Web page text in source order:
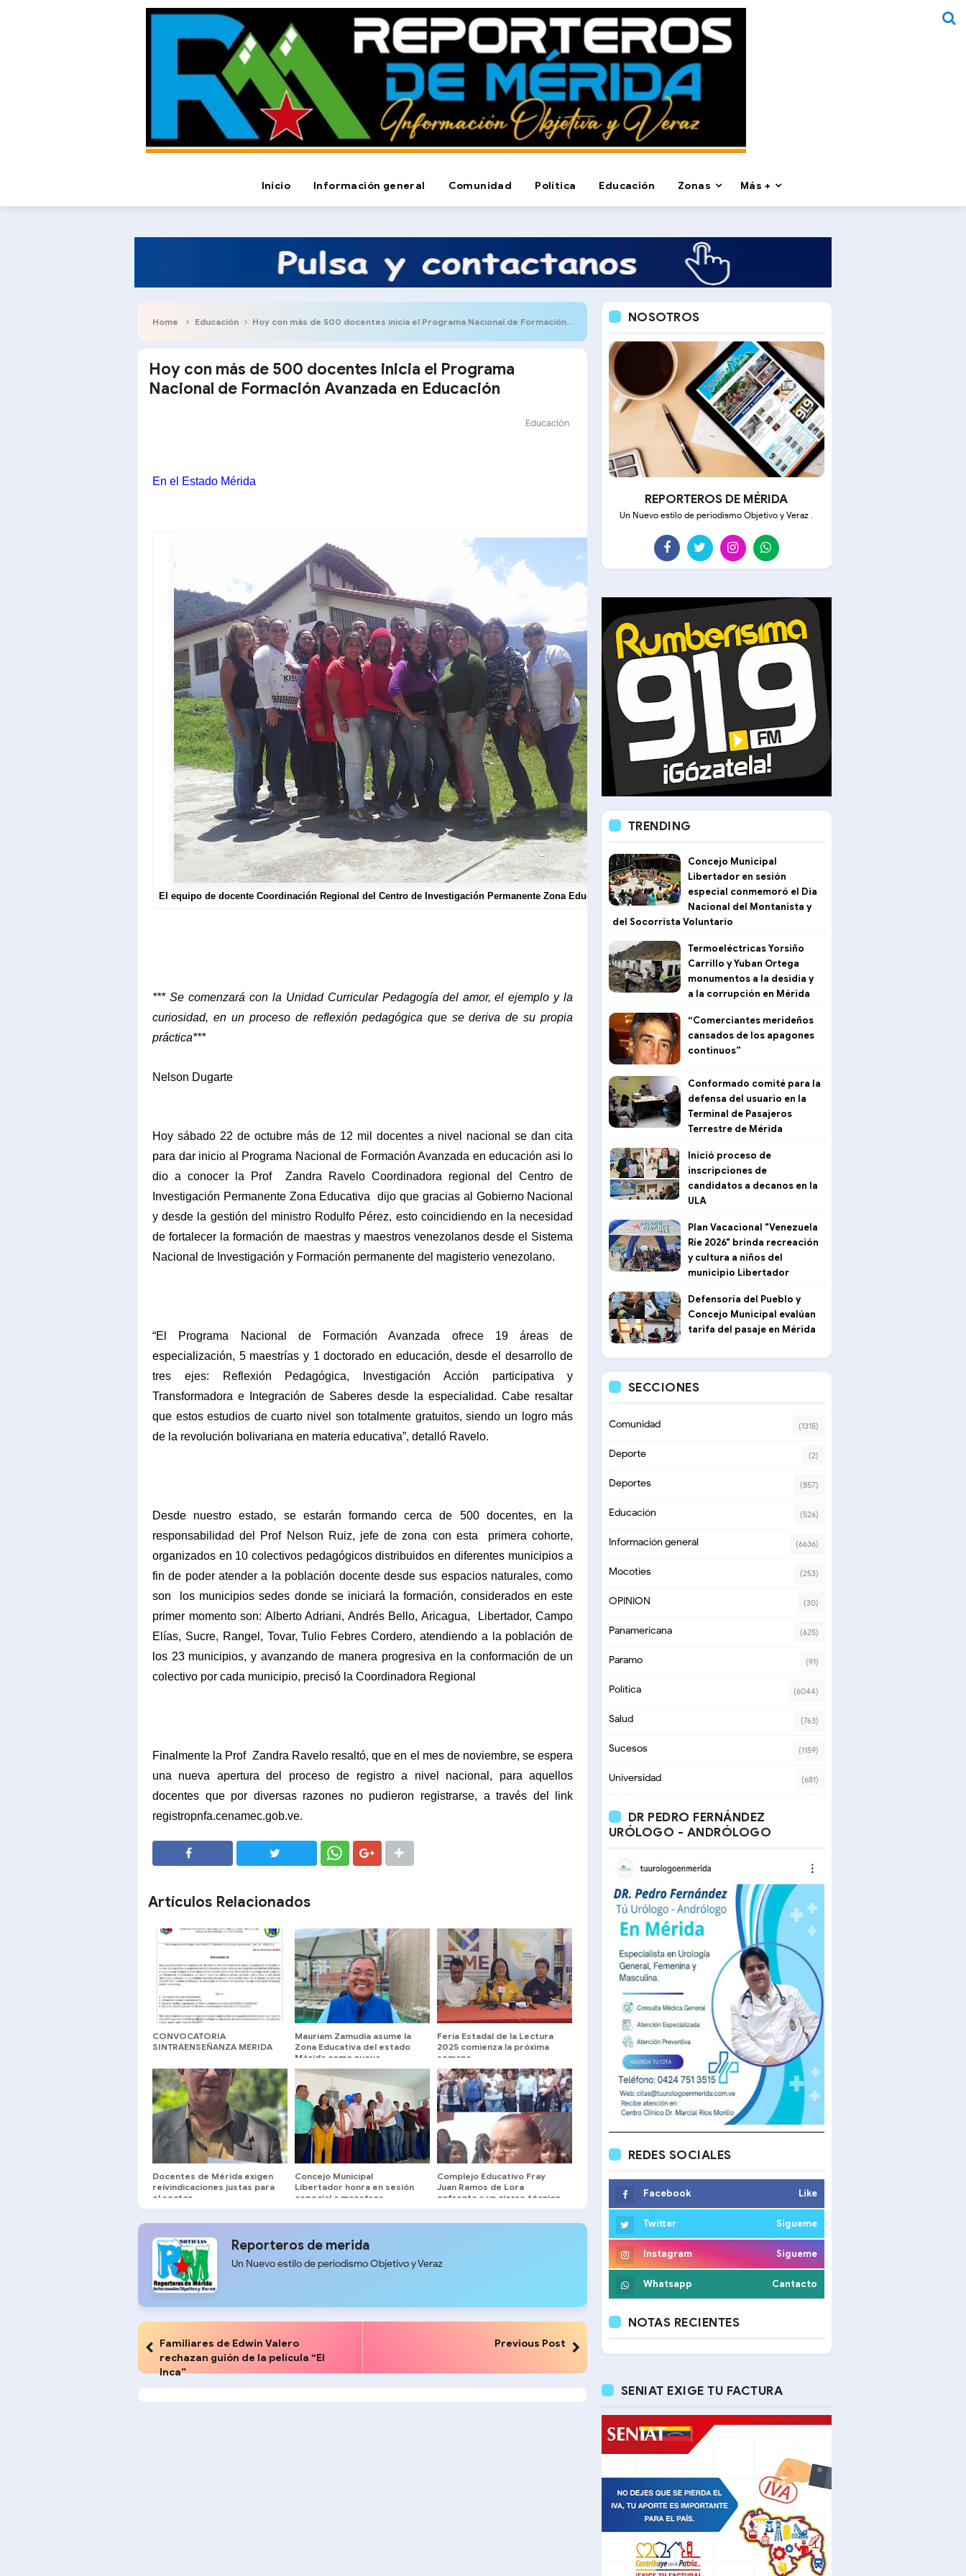
Inicio Información general Comunidad Política Educación Zonas Más +
Home Educación Hoy con más de 500 docentes inicia el Programa Nacional de Formación Avanzada en Educación
Hoy con más de 500 docentes inicia el Programa
Nacional de Formación Avanzada en Educación
Educación
En el Estado Mérida
El equipo de docente Coordinación Regional del Centro de Investigación Permanente Zona Educativa Mérida
*** Se comenzará con la Unidad Curricular Pedagogía del amor, el ejemplo y la
curiosidad, en un proceso de reflexión pedagógica que se deriva de su propia
práctica***
Nelson Dugarte
Hoy sábado 22 de octubre más de 12 mil docentes a nivel nacional se dan cita
para dar inicio al Programa Nacional de Formación Avanzada en educación asi lo
dio a conocer la Prof
Zandra Ravelo Coordinadora regional del Centro de
Investigación Permanente Zona Educativa
dijo que gracias al Gobierno Nacional
y desde la gestión del ministro Rodulfo Pérez, esto coincidiendo en la necesidad
de fortalecer la formación de maestras y maestros venezolanos desde el Sistema
Nacional de Investigación y Formación permanente del magisterio venezolano.
“El Programa Nacional de Formación Avanzada ofrece 19 áreas de
especialización, 5 maestrías y 1 doctorado en educación, desde el desarrollo de
tres ejes: Reflexión Pedagógica, Investigación Acción participativa y
Transformadora e Integración de Saberes desde la especialidad. Cabe resaltar
que estos estudios de cuarto nivel son totalmente gratuitos, siendo un logro más
de la revolución bolivariana en materia educativa”, detalló Ravelo.
Desde nuestro estado, se estarán formando cerca de 500 docentes, en la
responsabilidad del Prof Nelson Ruiz, jefe de zona con esta
primera cohorte,
organizados en 10 colectivos pedagógicos distribuidos en diferentes municipios a
fin de poder atender a la población docente desde sus espacios naturales, como
son
los municipios sedes donde se iniciará la formación, considerados en este
primer momento son: Alberto Adriani, Andrés Bello, Aricagua,
Libertador, Campo
Elías, Sucre, Rangel, Tovar, Tulio Febres Cordero, atendiendo a la población de
los 23 municipios, y avanzando de manera progresiva en la conformación de un
colectivo por cada municipio, precisó la Coordinadora Regional
Finalmente la Prof Zandra Ravelo resaltó, que en el mes de noviembre, se espera
una nueva apertura del proceso de registro a nivel nacional, para aquellos
docentes que por diversas razones no pudieron registrarse, a través del link
registropnfa.cenamec.gob.ve.
Artículos Relacionados
CONVOCATORIA
SINTRAENSEÑANZA MERIDA
Mauriam Zamudia asume la
Zona Educativa del estado
Mérida como nueva
directora
Feria Estadal de la Lectura
2025 comienza la próxima
semana
Docentes de Mérida exigen
reivindicaciones justas para
el sector
Concejo Municipal
Libertador honra en sesión
especial a maestros
Complejo Educativo Fray
Juan Ramos de Lora
enfrenta a un cierre técnico
Reporteros de merida
Un Nuevo estilo de periodismo Objetivo y Veraz
Familiares de Edwin Valero
rechazan guión de la película “El
Inca”
Previous Post
NOSOTROS
REPORTEROS DE MÉRIDA
Un Nuevo estilo de periodismo Objetivo y Veraz .
TRENDING
Concejo Municipal
Libertador en sesión
especial conmemoró el Dia
Nacional del Montanista y
del Socorrista Voluntario
Termoeléctricas Yorsiño
Carrillo y Yuban Ortega
monumentos a la desidia y
a la corrupción en Mérida
“Comerciantes merideños
cansados de los apagones
continuos”
Conformado comité para la
defensa del usuario en la
Terminal de Pasajeros
Terrestre de Mérida
Inició proceso de
inscripciones de
candidatos a decanos en la
ULA
Plan Vacacional "Venezuela
Ríe 2026" brinda recreación
y cultura a niños del
municipio Libertador
Defensoría del Pueblo y
Concejo Municipal evalúan
tarifa del pasaje en Mérida
SECCIONES
Comunidad (1315)
Deporte (2)
Deportes (857)
Educación (526)
Información general (6636)
Mocoties (253)
OPINION (30)
Panamericana (625)
Paramo (91)
Política (6044)
Salud (763)
Sucesos (1159)
Universidad (681)
DR PEDRO FERNÁNDEZ
URÓLOGO - ANDRÓLOGO
REDES SOCIALES
Facebook Like
Twitter Sigueme
Instagram Sigueme
Whatsapp Cantacto
NOTAS RECIENTES
SENIAT EXIGE TU FACTURA